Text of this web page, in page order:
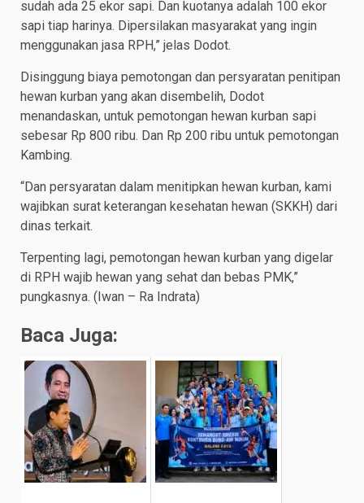
sudah ada 25 ekor sapi. Dan kuotanya adalah 100 ekor
sapi tiap harinya. Dipersilakan masyarakat yang ingin
menggunakan jasa RPH,” jelas Dodot.
Disinggung biaya pemotongan dan persyaratan penitipan
hewan kurban yang akan disembelih, Dodot
menandaskan, untuk pemotongan hewan kurban sapi
sebesar Rp 800 ribu. Dan Rp 200 ribu untuk pemotongan
Kambing.
“Dan persyaratan dalam menitipkan hewan kurban, kami
wajibkan surat keterangan kesehatan hewan (SKKH) dari
dinas terkait.
Terpenting lagi, pemotongan hewan kurban yang digelar
di RPH wajib hewan yang sehat dan bebas PMK,”
pungkasnya. (Iwan – Ra Indrata)
Baca Juga: